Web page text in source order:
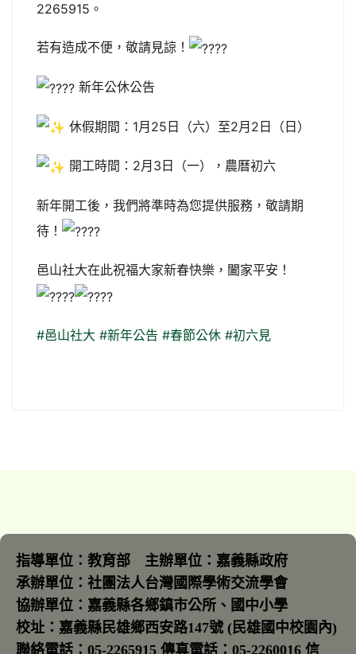
2265915。
若有造成不便，敬請見諒！
新年公休公告
休假期間：1月25日（六）至2月2日（日）
開工時間：2月3日（一），農曆初六
新年開工後，我們將準時為您提供服務，敬請期
待！
邑山社大在此祝福大家新春快樂，闔家平安！
#邑山社大 #新年公告 #春節公休 #初六見
指導單位：教育部 主辦單位：嘉義縣政府
承辦單位：社團法人台灣國際學術交流學會
協辦單位：嘉義縣各鄉鎮市公所、國中小學
校址：嘉義縣民雄鄉西安路147號 (民雄國中校園內)
聯絡電話：05-2265915 傳真電話：05-2260016 信